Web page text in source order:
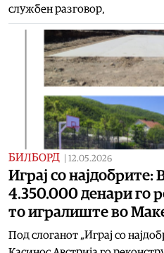
службен разговор,
БИЛБОРД 12.05.2026
Играј со најдобрите:
4.350.000 денари го
то игралиште во
Под слоганот „Играј со